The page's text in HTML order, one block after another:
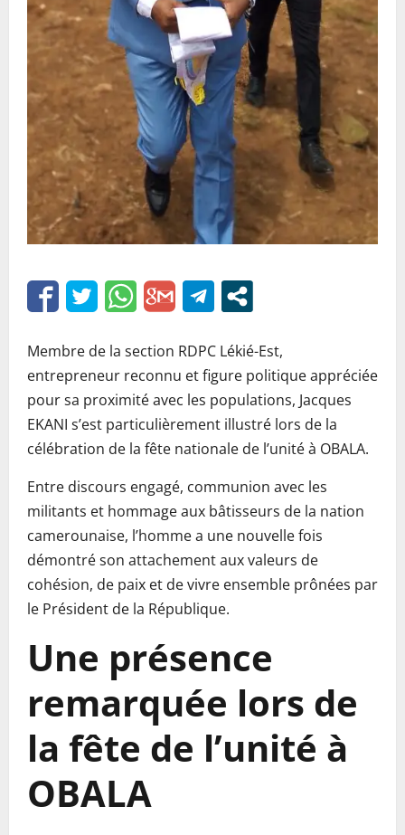
Membre de la section RDPC Lékié-Est,
entrepreneur reconnu et figure politique appréciée
pour sa proximité avec les populations, Jacques
EKANI s’est particulièrement illustré lors de la
célébration de la fête nationale de l’unité à OBALA.
Entre discours engagé, communion avec les
militants et hommage aux bâtisseurs de la nation
camerounaise, l’homme a une nouvelle fois
démontré son attachement aux valeurs de
cohésion, de paix et de vivre ensemble prônées par
le Président de la République.
Une présence
remarquée lors de
la fête de l’unité à
OBALA